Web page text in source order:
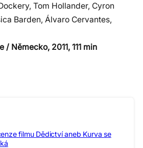
Tom Hollander, Cyron
Barden, Álvaro Cervantes,
/ Německo, 2011, 111 min
filmu Dědictví aneb Kurva se